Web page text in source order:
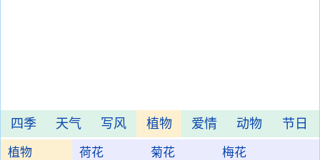
四季 天气 写风 植物 爱情 动物 节日
植物 荷花 菊花
梅花